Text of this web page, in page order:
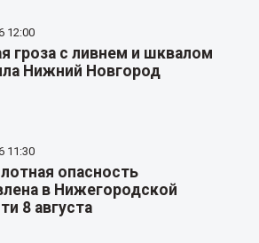
12:00
гроза с ливнем и шквалом
Нижний Новгород
11:30
опасность
в Нижегородской
8 августа